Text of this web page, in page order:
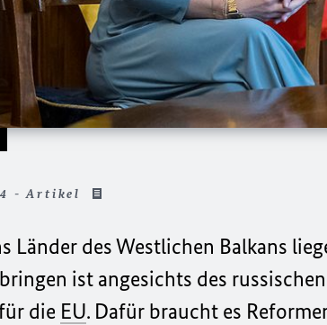
- Artikel
Länder des Westlichen Balkans
ist angesichts des
die EU. Dafür braucht es